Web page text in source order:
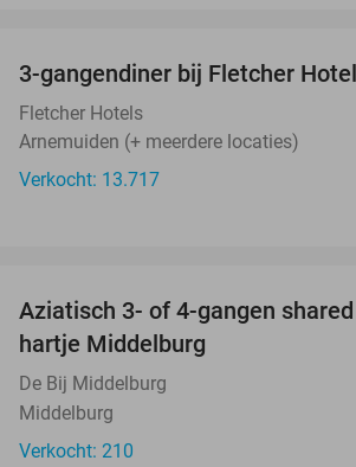
3-gangendiner bij Fletcher
Fletcher Hotels
Arnemuiden (+ meerdere locaties)
Verkocht: 13.717
Aziatisch 3- of 4-gangen
hartje Middelburg
De Bij Middelburg
Middelburg
Verkocht: 210